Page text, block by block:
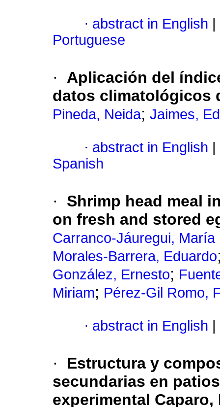
· abstract in English
Portuguese
·
Aplicación del
datos climatológicos
Pineda, Neida; Jaimes,
· abstract in English
Spanish
·
Shrimp head meal
on fresh and stored
Carranco-Jáuregui, María
Morales-Barrera, Eduardo
González, Ernesto;
Miriam; Pérez-Gil Romo,
· abstract in English
·
Estructura y
secundarias en
experimental Caparo,